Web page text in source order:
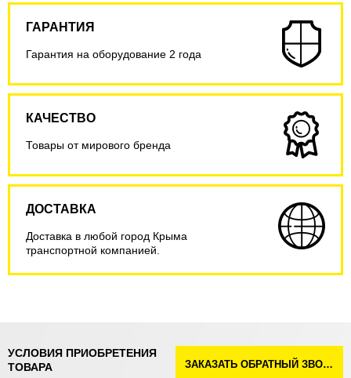
ГАРАНТИЯ
Гарантия на оборудование 2 года
КАЧЕСТВО
Товары от мирового бренда
ДОСТАВКА
Доставка в любой город Крыма
транспортной компанией.
УСЛОВИЯ ПРИОБРЕТЕНИЯ
ТОВАРА
ЗАКАЗАТЬ ОБРАТНЫЙ ЗВОНОК